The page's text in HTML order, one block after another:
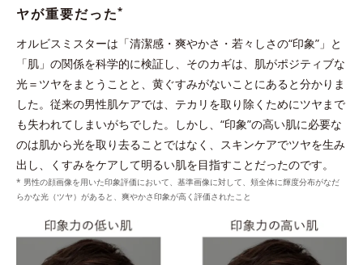
炭の約1.2倍の皮脂吸着能力がある“皮脂吸着微粒
を吸着洗浄。
*1 皮脂吸着微粒子と炭を各2gとり、人工皮脂に滴下した際に吸油した量を
測定する。N＝3, P<0.05, student t-test ＜ポーラ化成研究所調べ＞
*2 ケイ酸Ａｌ・Ｍｇ（洗浄成分）
*3 角層まで
整える
与える
プラスに帯電したローションの膜に、クリームに配合
ヤが重要だった*
オルビスミスターは「清潔感・爽やかさ・若々しさの“印象”」と
「肌」の関係を科学的に検証し、そのカギは、肌がポジティブな
光＝ツヤをまとうことと、黄ぐすみがないことにあると分かりま
した。従来の男性肌ケアでは、テカリを取り除くためにツヤまで
も失われてしまいがちでした。しかし、“印象”の高い肌に必要な
のは肌から光を取り去ることではなく、スキンケアでツヤを生み
出し、くすみをケアして明るい肌を目指すことだったのです。
* 男性の顔画像を用いた印象評価において、基準画像に対して、頬全体に輝度分布がなだ
らかな光（ツヤ）があると、爽やかさ印象が高く評価されたこと